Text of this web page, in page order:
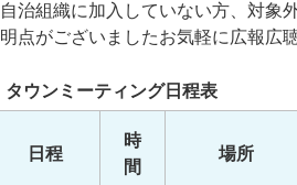
自治組織に加入していない方、対象
明点がございましたお気軽に広報広
タウンミーティング日程表
日程
時
間
場所